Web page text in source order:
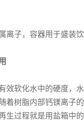
离子，容器用于盛装
效软化水中的硬度，
着树脂内部钙镁离子
生过程就是用盐箱中